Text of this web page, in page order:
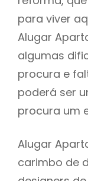
para viver
Alugar
algumas
procura e
poderá ser
procura um
Alugar
carimbo de